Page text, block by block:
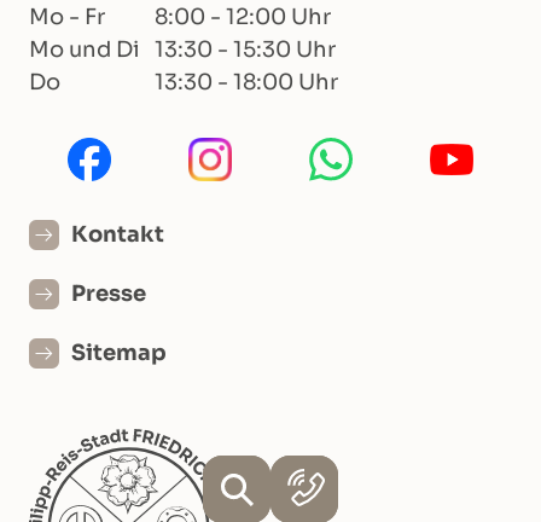
Mo - Fr
8:00 - 12:00 Uhr
Mo und Di
13:30 - 15:30 Uhr
Do
13:30 - 18:00 Uhr
Kontakt
Presse
Sitemap